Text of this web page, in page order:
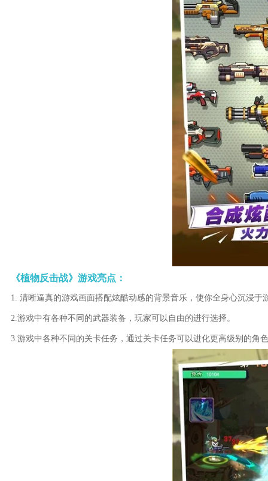
《植物反击战》游戏亮点：
1. 清晰逼真的游戏画面搭配炫酷动感的背景音乐，使你全身心沉浸于
2.游戏中有各种不同的武器装备，玩家可以自由的进行选择。
3.游戏中各种不同的关卡任务，通过关卡任务可以进化更高级别的角